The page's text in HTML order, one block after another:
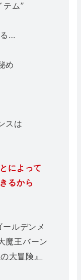
ム”
…
め
スは
によって
るから
ールデンメ
魔王バーン
大冒険』